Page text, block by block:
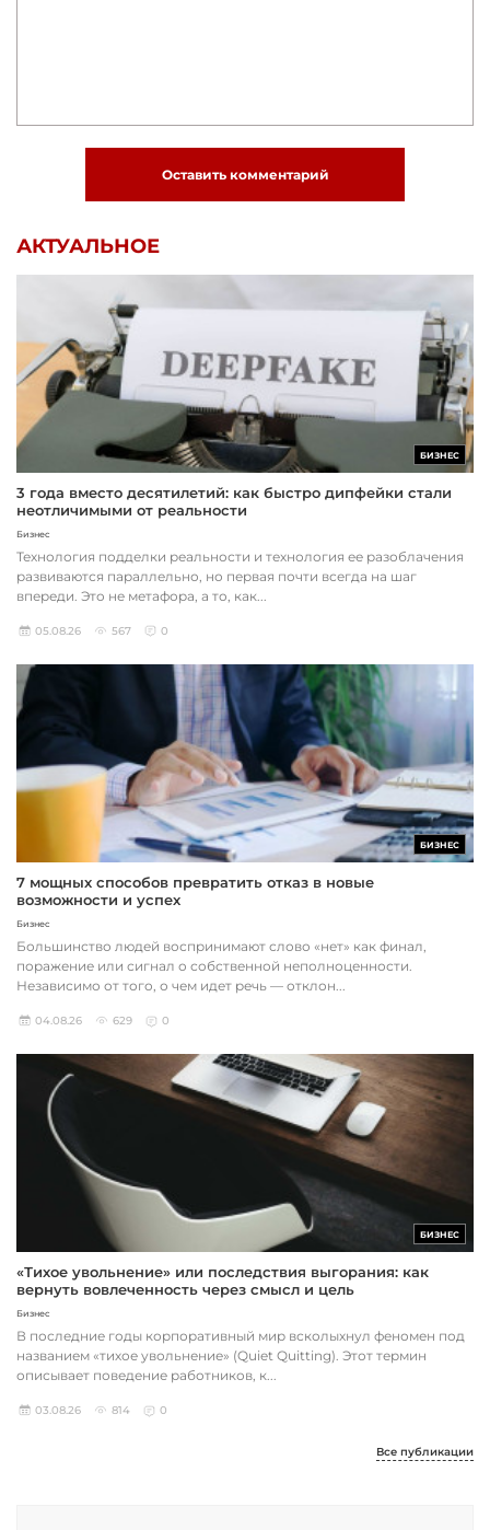
Оставить комментарий
АКТУАЛЬНОЕ
БИЗНЕС
3 года вместо десятилетий: как быстро дипфейки стали
неотличимыми от реальности
Бизнес
Технология подделки реальности и технология ее разоблачения
развиваются параллельно, но первая почти всегда на шаг
впереди. Это не метафора, а то, как...
05.08.26 567 0
БИЗНЕС
7 мощных способов превратить отказ в новые
возможности и успех
Бизнес
Большинство людей воспринимают слово «нет» как финал,
поражение или сигнал о собственной неполноценности.
Независимо от того, о чем идет речь — отклон...
04.08.26 629 0
БИЗНЕС
«Тихое увольнение» или последствия выгорания: как
вернуть вовлеченность через смысл и цель
Бизнес
В последние годы корпоративный мир всколыхнул феномен под
названием «тихое увольнение» (Quiet Quitting). Этот термин
описывает поведение работников, к...
03.08.26 814 0
Все публикации